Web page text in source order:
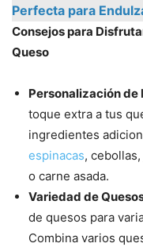
Perfecta para
Consejos para
Queso
Personalización
toque extra a tus
ingredientes
espinacas,
o carne asada.
Variedad de
de quesos para
Combina varios